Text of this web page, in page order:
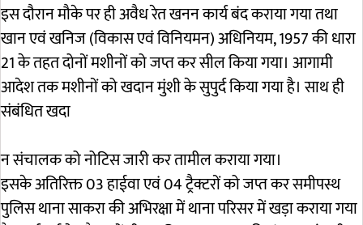
इस दौरान मौके पर ही अवैध रेत खनन कार्य बंद कराया गया तथा
खान एवं खनिज (विकास एवं विनियमन) अधिनियम, 1957 की धारा
21 के तहत दोनों मशीनों को जप्त कर सील किया गया। आगामी
आदेश तक मशीनों को खदान मुंशी के सुपुर्द किया गया है। साथ ही
संबंधित खदा
न संचालक को नोटिस जारी कर तामील कराया गया।
इसके अतिरिक्त 03 हाईवा एवं 04 ट्रैक्टरों को जप्त कर समीपस्थ
पुलिस थाना साकरा की अभिरक्षा में थाना परिसर में खड़ा कराया गया